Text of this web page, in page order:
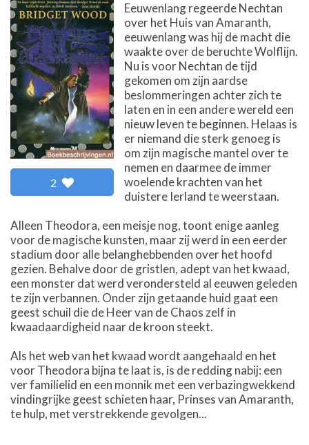
2
Eeuwenlang regeerde Nechtan
over het Huis van Amaranth,
eeuwenlang was hij de macht die
waakte over de beruchte Wolflijn.
Nu is voor Nechtan de tijd
gekomen om zijn aardse
beslommeringen achter zich te
laten en in een andere wereld een
nieuw leven te beginnen. Helaas is
er niemand die sterk genoeg is
om zijn magische mantel over te
nemen en daarmee de immer
woelende krachten van het
duistere Ierland te weerstaan.
Alleen Theodora, een meisje nog, toont enige aanleg
voor de magische kunsten, maar zij werd in een eerder
stadium door alle belanghebbenden over het hoofd
gezien. Behalve door de gristlen, adept van het kwaad,
een monster dat werd verondersteld al eeuwen geleden
te zijn verbannen. Onder zijn getaande huid gaat een
geest schuil die de Heer van de Chaos zelf in
kwaadaardigheid naar de kroon steekt.
Als het web van het kwaad wordt aangehaald en het
voor Theodora bijna te laat is, is de redding nabij: een
ver familielid en een monnik met een verbazingwekkend
vindingrijke geest schieten haar, Prinses van Amaranth,
te hulp, met verstrekkende gevolgen...